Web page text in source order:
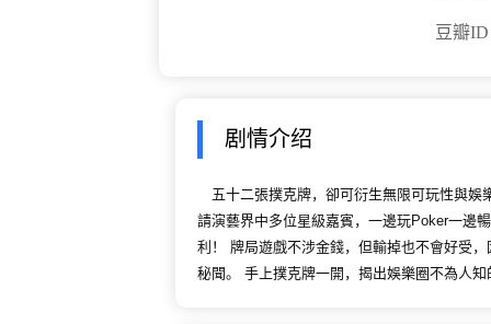
豆瓣
剧情介绍
五十二張撲克牌，卻可衍生無限可玩性與娛
請演藝界中多位星級嘉賓，一邊玩Poker一邊
利！ 牌局遊戲不涉金錢，但輸掉也不會好受
秘聞。 手上撲克牌一開，揭出娛樂圈不為人知